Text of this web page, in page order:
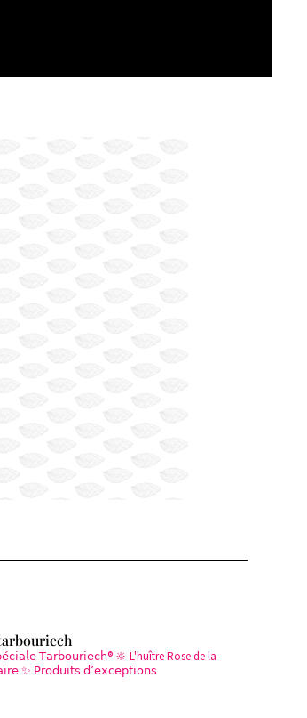
𝖳𝖺𝗋𝖻𝗈𝗎𝗋𝗂𝖾𝖼𝗁® 🔆 L'huître Rose de la
✨ 𝖯𝗋𝗈𝖽𝗎𝗂𝗍𝗌 𝖽’𝖾𝗑𝖼𝖾𝗉𝗍𝗂𝗈𝗇𝗌